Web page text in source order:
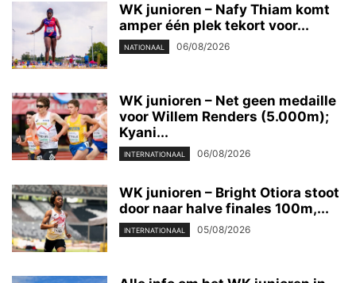
WK junioren – Nafy Thiam komt
amper één plek tekort voor...
NATIONAAL 06/08/2026
WK junioren – Net geen medaille
voor Willem Renders (5.000m);
Kyani...
INTERNATIONAAL 06/08/2026
WK junioren – Bright Otiora stoot
door naar halve finales 100m,...
INTERNATIONAAL 05/08/2026